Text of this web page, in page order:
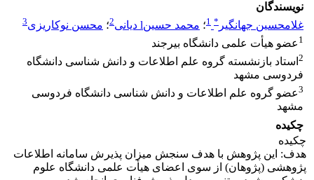
نویسندگان
غلامحسین جهانگیر *
1؛ محمد حسینl دیانی 2؛ محسن نوکاریزی3
1 عضو هیأت علمی دانشگاه بیرجند
2 استاد بازنشسته گروه علم اطلاعات و دانش شناسی دانشگاه
فردوسی مشهد
3عضو گروه علم اطلاعات و دانش شناسی دانشگاه فردوسی
مشهد
چکیده
چکیده
هدف: این پژوهش با هدف سنجش میزان پذیرش سامانه اطلاعات
پژوهشی (پژوهان) از سوی اعضای هیأت علمی دانشگاه علوم